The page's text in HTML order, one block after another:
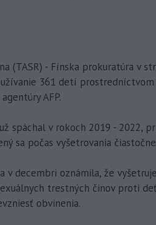
(TASR) - Fínska prokuratúra v
361 detí
AFP.
spáchal v rokoch 2019 - 2022,
sa počas vyšetrovania
v decembri oznámila, že
trestných činov proti
obvinenia.